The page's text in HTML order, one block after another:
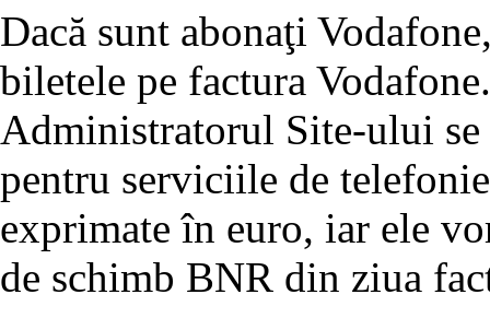
Dacă sunt abonaţi
biletele pe factura
Administratorul Site-ului se
pentru serviciile de
exprimate în euro, iar ele
de schimb BNR din ziua